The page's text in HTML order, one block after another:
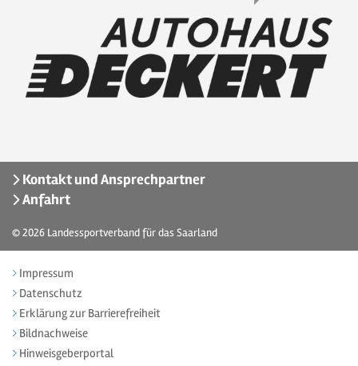
Kontakt und Ansprechpartner
Anfahrt
© 2026 Landessportverband für das Saarland
Impressum
Datenschutz
Erklärung zur Barrierefreiheit
Bildnachweise
Hinweisgeberportal